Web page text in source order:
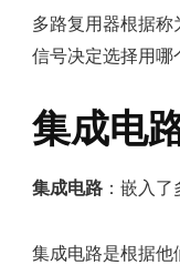
多路复用器根据称
信号决定选择用哪
集成电
集成电路 ：嵌入
集成电路是根据他